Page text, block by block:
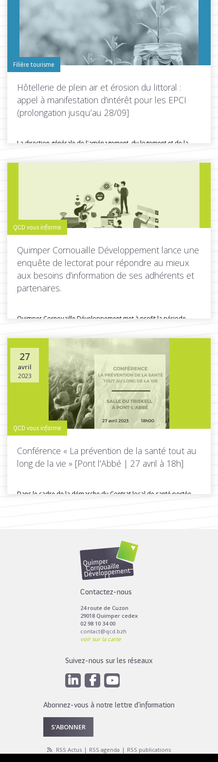
Filière tourisme
Hôtellerie de plein air et érosion du littoral :
appel à manifestation d’intérêt pour les EPCI
(prolongation jusqu’au 28/09]
La direction générale de l'aménagement, du logement et de la
Toutes les actus de cette rubrique
QCD vous informe
Quimper Cornouaille Développement lance une
enquête de lectorat pour répondre au mieux
aux besoins d’information de ses adhérents et
partenaires.
Quimper Cornouaille Développement met à profit la période
Toutes les actus de cette rubrique
27
avril
2023
QCD vous informe
Conférence « La prévention de la santé tout au
long de la vie » [Pont l’Abbé | 27 avril à 18h]
Dans le cadre de la démarche du Contrat local de santé portée...
Toutes les actus de cette rubrique
Contactez-nous
24 route de Cuzon
29018 Quimper cedex
02 98 10 34 00
contact@qcd.bzh
voir sur la carte
Suivez-nous sur les réseaux
Abonnez-vous à notre lettre d’information
S’ABONNER
RSS Actus RSS agenda RSS publications